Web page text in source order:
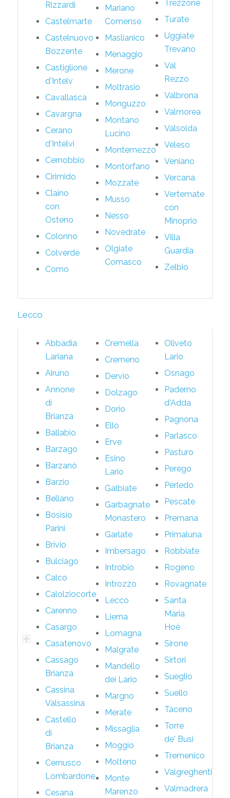
Rizzardi
Castelmarte
Castelnuovo
Bozzente
Castiglione
d'Intelv
Cavallasca
Cavargna
Cerano
d'Intelvi
Cernobbio
Cirimido
Claino
con
Osteno
Colonno
Colverde
Como
Mariano
Comense
Maslianico
Menaggio
Merone
Moltrasio
Monguzzo
Montano
Lucino
Montemezzo
Montorfano
Mozzate
Musso
Nesso
Novedrate
Olgiate
Comasco
Trezzone
Turate
Uggiate
Trevano
Val
Rezzo
Valbrona
Valmorea
Valsolda
Veleso
Veniano
Vercana
Vertemate
con
Minoprio
Villa
Guardia
Zelbio
Lecco
Abbadia
Lariana
Airuno
Annone
di
Brianza
Ballabio
Barzago
Barzanò
Barzio
Bellano
Bosisio
Parini
Brivio
Bulciago
Calco
Calolziocorte
Carenno
Casargo
Casatenovo
Cassago
Brianza
Cassina
Valsassina
Castello
di
Brianza
Cernusco
Lombardone
Cesana
Cremella
Cremeno
Dervio
Dolzago
Dorio
Ello
Erve
Esino
Lario
Galbiate
Garbagnate
Monastero
Garlate
Imbersago
Introbio
Introzzo
Lecco
Lierna
Lomagna
Malgrate
Mandello
dei Lario
Margno
Merate
Missaglia
Moggio
Molteno
Monte
Marenzo
Oliveto
Lario
Osnago
Paderno
d'Adda
Pagnona
Parlasco
Pasturo
Perego
Perledo
Pescate
Premana
Primaluna
Robbiate
Rogeno
Rovagnate
Santa
Maria
Hoè
Sirone
Sirtori
Sueglio
Suello
Taceno
Torre
de' Busi
Tremenico
Valgreghentino
Valmadrera